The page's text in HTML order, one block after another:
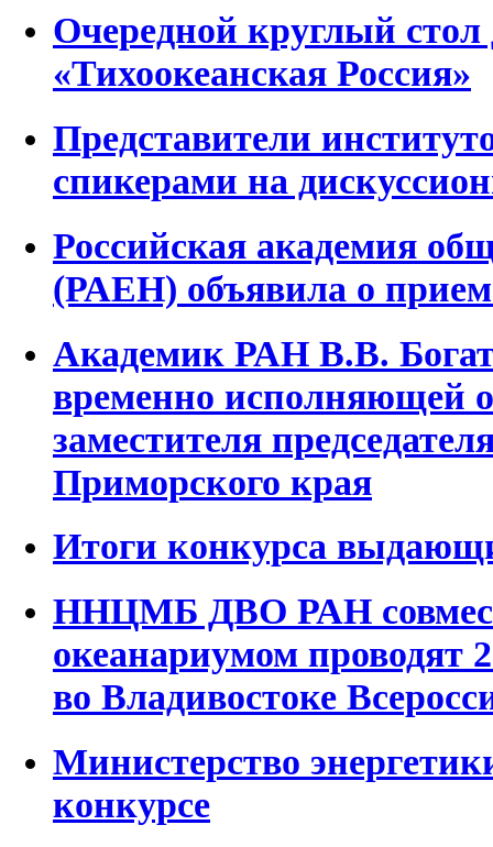
Очередной круглый стол
«Тихоокеанская Россия»
Представители
спикерами на
Российская академия
(РАЕН) объявила о
Академик РАН В.В.
временно исполняющей
заместителя
Приморского края
Итоги конкурса
ННЦМБ ДВО РАН
океанариумом проводят
во Владивостоке
Министерство
конкурсе